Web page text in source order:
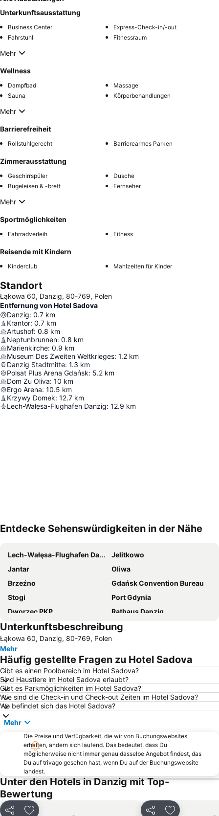
Unterkunftsausstattung
Business Center
Express-Check-in/-out
Fahrstuhl
Fitnessraum
Mehr
Wellness
Dampfbad
Massage
Sauna
Körperbehandlungen
Mehr
Barrierefreiheit
Rollstuhlgerecht Barrierearmes Parken
Zimmerausstattung
Geschirrspüler
Dusche
Bügeleisen & -brett
Fernseher
Mehr
Sportmöglichkeiten
Fahrradverleih Fitness
Reisende mit Kindern
Kinderclub Mahlzeiten für Kinder
Standort
Łąkowa 60, Danzig, 80-769, Polen
Entfernung von Hotel Sadova
Danzig: 0.7 km
Krantor: 0.7 km
Artushof: 0.8 km
Neptunbrunnen: 0.8 km
Marienkirche: 0.9 km
Museum Des Zweiten Weltkrieges: 1.2 km
Danzig Stadtmitte: 1.3 km
Polsat Plus Arena Gdańsk: 5.2 km
Dom Zu Oliva: 10 km
Ergo Arena: 10.5 km
Krzywy Domek: 12.7 km
Lech-Wałęsa-Flughafen Danzig: 12.9 km
Entdecke Sehenswürdigkeiten in der Nähe
Lech-Wałęsa-Flughafen Danzig
Jelitkowo
Jantar
Oliwa
Brzeźno
Gdańsk Convention Bureau
Stogi
Port Gdynia
Dworzec PKP
Rathaus Danzig
Marina Sopot
Sopot Południe
Plaża Kąty Rybackie
Dolny Sopot - Centrum
Napoli
Długa
Malbork Castle Museum
Długi Targ
Fontanna Neptuna
Plaża Stogi
Plaża Sobieszewo
Plaża Jurata
Przymorze
Śródmieście
Wrzeszcz Dolny
Carina
Krantor
Plaża w Krynicy Morskiej
Aquapark Sopot
Gdyńska Przystań Jachtowa
Plaża nad pełnym morzem
Plaża Jelitkowo
Molo w Sopocie
Wyspa Sobieszewska
Bulwar Nadmorski - Promenada
Unterkunftsbeschreibung
Łąkowa 60, Danzig, 80-769, Polen
Mehr
Häufig gestellte Fragen zu Hotel Sadova
Gibt es einen Poolbereich im Hotel Sadova?
Sind Haustiere im Hotel Sadova erlaubt?
Gibt es Parkmöglichkeiten im Hotel Sadova?
Wie sind die Check-in und Check-out Zeiten im Hotel Sadova?
Wo befindet sich das Hotel Sadova?
Mehr
Die Preise und Verfügbarkeit, die wir von Buchungswebsites
erhalten, ändern sich laufend. Das bedeutet, dass Du
möglicherweise nicht immer genau dasselbe Angebot findest, das
Du auf trivago gesehen hast, wenn Du auf der Buchungswebsite
landest.
Unter den Hotels in Danzig mit Top-
Bewertung